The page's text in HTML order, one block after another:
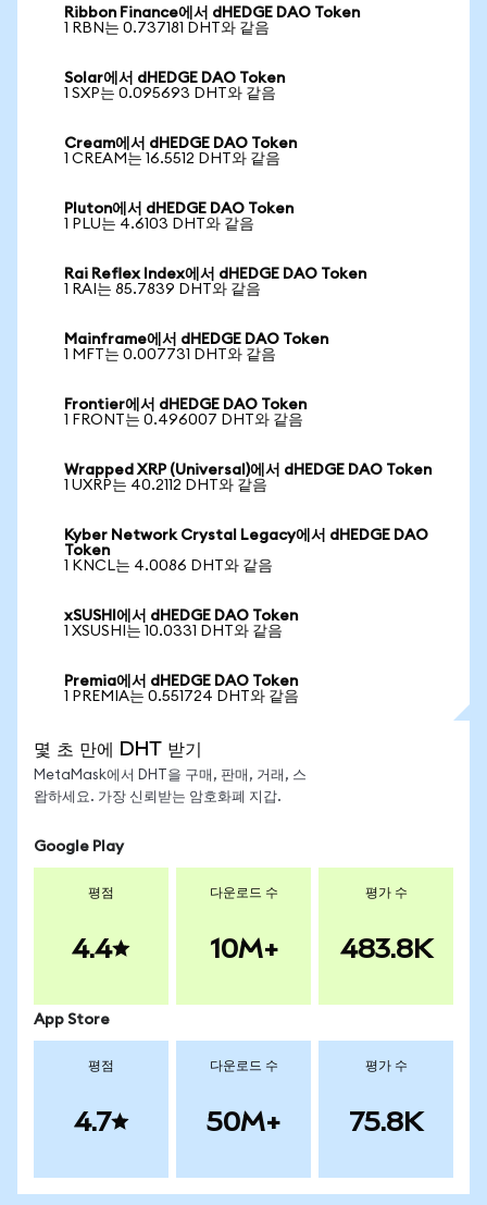
Ribbon Finance에서 dHEDGE DAO Token
1 RBN는 0.737181 DHT와 같음
Solar에서 dHEDGE DAO Token
1 SXP는 0.095693 DHT와 같음
Cream에서 dHEDGE DAO Token
1 CREAM는 16.5512 DHT와 같음
Pluton에서 dHEDGE DAO Token
1 PLU는 4.6103 DHT와 같음
Rai Reflex Index에서 dHEDGE DAO Token
1 RAI는 85.7839 DHT와 같음
Mainframe에서 dHEDGE DAO Token
1 MFT는 0.007731 DHT와 같음
Frontier에서 dHEDGE DAO Token
1 FRONT는 0.496007 DHT와 같음
Wrapped XRP (Universal)에서 dHEDGE DAO Token
1 UXRP는 40.2112 DHT와 같음
Kyber Network Crystal Legacy에서 dHEDGE DAO
Token
1 KNCL는 4.0086 DHT와 같음
xSUSHI에서 dHEDGE DAO Token
1 XSUSHI는 10.0331 DHT와 같음
Premia에서 dHEDGE DAO Token
1 PREMIA는 0.551724 DHT와 같음
몇 초 만에 DHT 받기
MetaMask에서 DHT을 구매, 판매, 거래, 스
왑하세요. 가장 신뢰받는 암호화폐 지갑.
Google Play
평점
4.4
다운로드 수
10M+
평가 수
483.8K
App Store
평점
4.7
다운로드 수
50M+
평가 수
75.8K